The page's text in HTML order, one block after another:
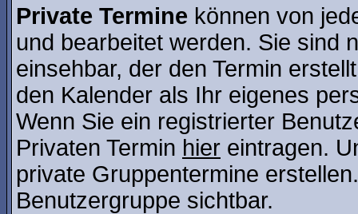
Private Termine können von
und bearbeitet werden. Sie sind
einsehbar, der den Termin
den Kalender als Ihr eigenes
Wenn Sie ein registrierter
Privaten Termin hier eintragen.
private Gruppentermine
Benutzergruppe sichtbar.